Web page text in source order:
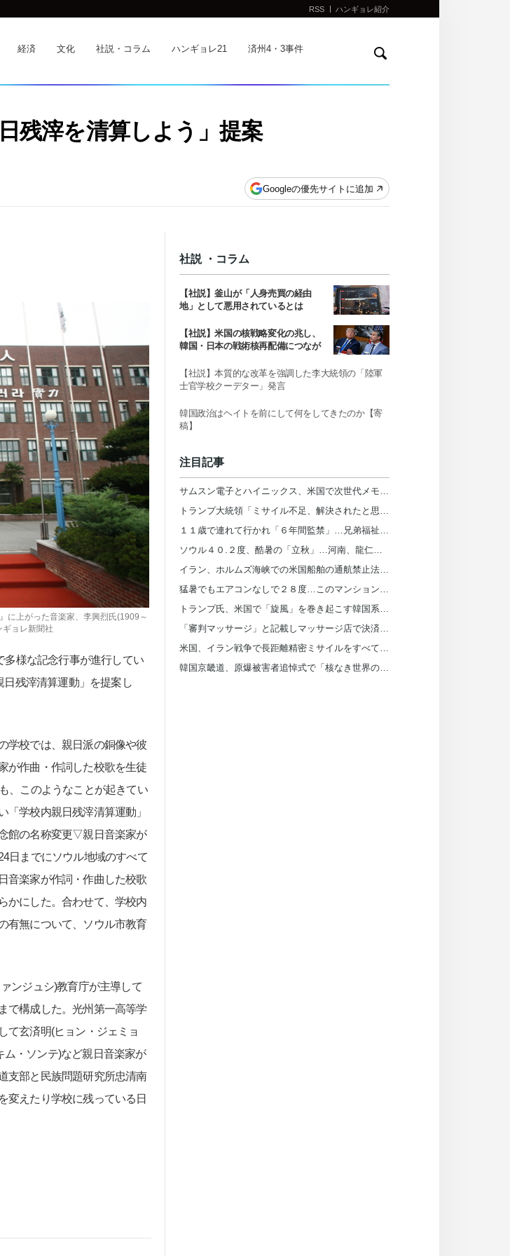
経済 文化 社説・コラム ハンギョレ21 済州4・3事件
検
RSS ハンギョレ紹介
残滓を清算しよう」提案
Googleの優先サイトに追加
に上がった音楽家、李興烈氏(1909～
ョレ新聞社
様な記念行事が進行してい
日残滓清算運動」を提案し
学校では、親日派の銅像や彼
が作曲・作詞した校歌を生徒
、このようなことが起きてい
学校内親日残滓清算運動」
館の名称変更▽親日音楽家が
日までにソウル地域のすべて
音楽家が作詞・作曲した校歌
かにした。合わせて、学校内
有無について、ソウル市教育
ンジュシ)教育庁が主導して
で構成した。光州第一高等学
て玄済明(ヒョン・ジェミョ
ム・ソンテ)など親日音楽家が
支部と民族問題研究所忠清南
変えたり学校に残っている日
社説 ・コラム
【社説】釜山が「人身売買の経由
地」として悪用されているとは
【社説】米国の核戦略変化の兆し、
韓国・日本の戦術核再配備につなが
【社説】本質的な改革を強調した李大統領の「陸軍
士官学校クーデター」発言
韓国政治はヘイトを前にして何をしてきたのか【寄
稿】
注目記事
サムスン電子とハイニックス、米国で次世代メモリ公開…「韓国、２０３１年まで首位」
トランプ大統領「ミサイル不足、解決されたと思っていた」…ヘグセス長官を厳しく叱責
１１歳で連れて行かれ「６年間監禁」…兄弟福祉院が私の人生を壊した＝韓国
ソウル４０.２度、酷暑の「立秋」…河南、龍仁、光陽、密陽も４０度超え＝韓国
イラン、ホルムズ海峡での米国船舶の通航禁止法を推進…「為す術ない」トランプ大統領
猛暑でもエアコンなしで２８度…このマンションは「ブラインド」を窓の外に設置＝韓国
トランプ氏、米国で「旋風」を巻き起こす韓国系知事候補を「共産主義者の狂人」と非難
「審判マッサージ」と記載しマッサージ店で決済…大韓サッカー協会、組織的に審判接待
米国、イラン戦争で長距離精密ミサイルをすべて消費
韓国京畿道、原爆被害者追悼式で「核なき世界のため声を上げるべき」